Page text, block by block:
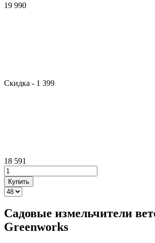
19 990
Скидка - 1 399
18 591
Садовые измельчители
Greenworks